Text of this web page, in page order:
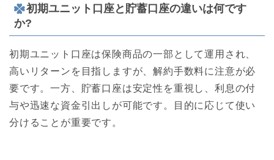
初期ユニット口座と貯蓄口座の違いは何です
か?
初期ユニット口座は保険商品の一部として運用され、
高いリターンを目指しますが、解約手数料に注意が必
要です。一方、貯蓄口座は安定性を重視し、利息の付
与や迅速な資金引出しが可能です。目的に応じて使い
分けることが重要です。